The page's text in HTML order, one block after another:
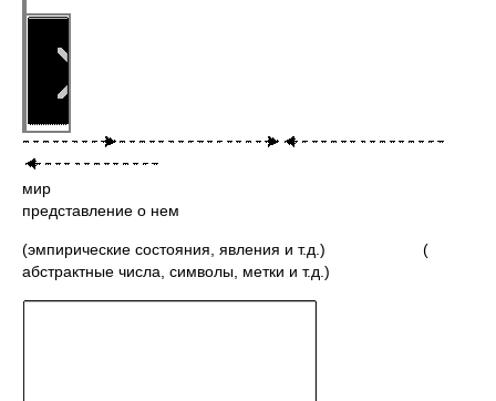
мир
представление о нем
(эмпирические состояния, явления и т.д.) (
абстрактные числа, символы, метки и т.д.)